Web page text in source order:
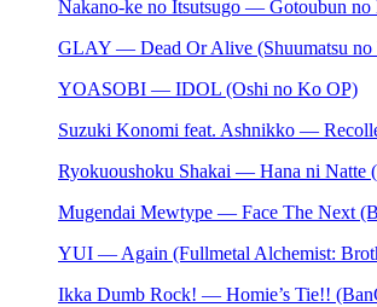
Nakano-ke no Itsutsugo — Gotoubun
GLAY — Dead Or Alive (Shuumatsu no
YOASOBI — IDOL (Oshi no Ko OP)
Suzuki Konomi feat. Ashnikko —
Ryokuoushoku Shakai — Hana ni Natte
Mugendai Mewtype — Face The Next
YUI — Again (Fullmetal Alchemist:
Ikka Dumb Rock! — Homie’s Tie!!